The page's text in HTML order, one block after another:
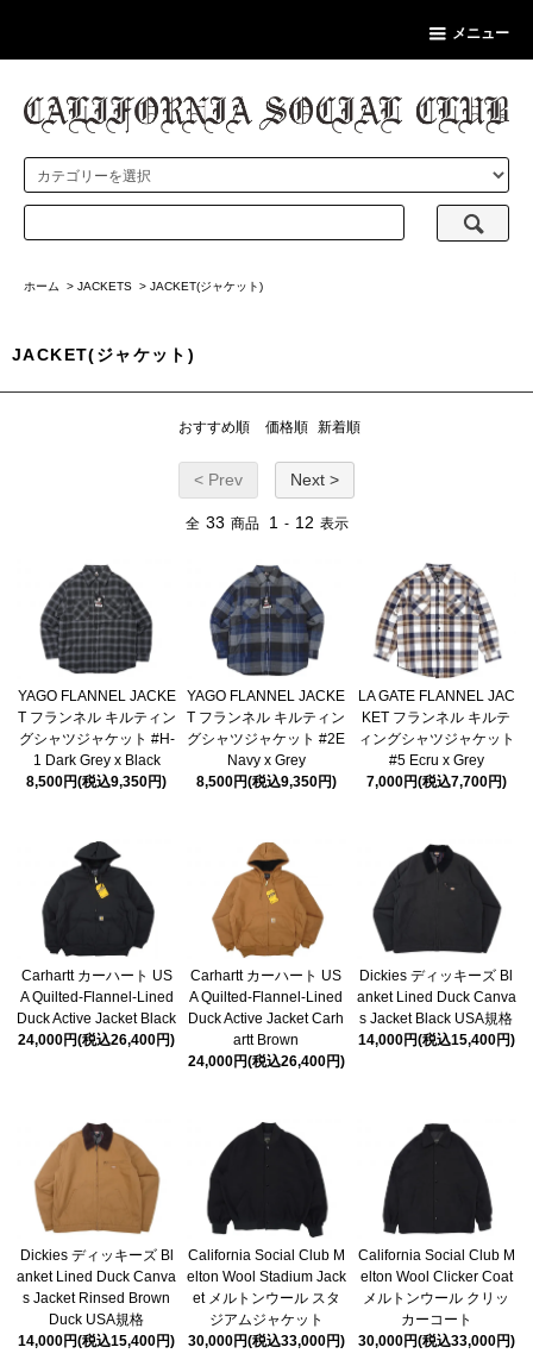
メニュー
ホーム > JACKETS > JACKET(ジャケット)
JACKET(ジャケット)
おすすめ順 価格順 新着順
< Prev Next >
全 33 商品 1 - 12 表示
YAGO FLANNEL JACKE
T フランネル キルティン
グシャツジャケット #H-
1 Dark Grey x Black
8,500円(税込9,350円)
YAGO FLANNEL JACKE
T フランネル キルティン
グシャツジャケット #2E
Navy x Grey
8,500円(税込9,350円)
LA GATE FLANNEL JAC
KET フランネル キルテ
ィングシャツジャケット
#5 Ecru x Grey
7,000円(税込7,700円)
Carhartt カーハート US
A Quilted-Flannel-Lined
Duck Active Jacket Black
24,000円(税込26,400円)
Carhartt カーハート US
A Quilted-Flannel-Lined
Duck Active Jacket Carh
artt Brown
24,000円(税込26,400円)
Dickies ディッキーズ Bl
anket Lined Duck Canva
s Jacket Black USA規格
14,000円(税込15,400円)
Dickies ディッキーズ Bl
anket Lined Duck Canva
s Jacket Rinsed Brown
Duck USA規格
14,000円(税込15,400円)
California Social Club M
elton Wool Stadium Jack
et メルトンウール スタ
ジアムジャケット
30,000円(税込33,000円)
California Social Club M
elton Wool Clicker Coat
メルトンウール クリッ
カーコート
30,000円(税込33,000円)